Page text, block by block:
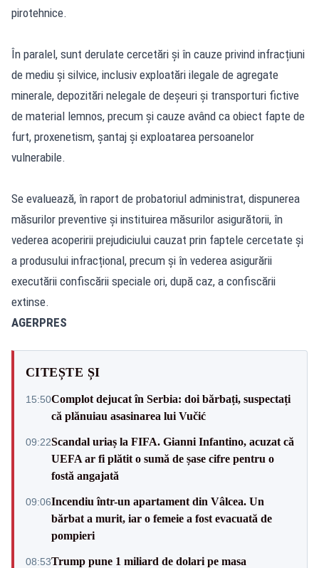
pirotehnice.
În paralel, sunt derulate cercetări și în cauze privind infracțiuni
de mediu și silvice, inclusiv exploatări ilegale de agregate
minerale, depozitări nelegale de deșeuri și transporturi fictive
de material lemnos, precum și cauze având ca obiect fapte de
furt, proxenetism, șantaj și exploatarea persoanelor
vulnerabile.
Se evaluează, în raport de probatoriul administrat, dispunerea
măsurilor preventive și instituirea măsurilor asigurătorii, în
vederea acoperirii prejudiciului cauzat prin faptele cercetate și
a produsului infracțional, precum și în vederea asigurării
executării confiscării speciale ori, după caz, a confiscării
extinse.
AGERPRES
CITEȘTE ȘI
15:50Complot dejucat în Serbia: doi bărbați, suspectați
că plănuiau asasinarea lui Vučić
09:22Scandal uriaș la FIFA. Gianni Infantino, acuzat că
UEFA ar fi plătit o sumă de șase cifre pentru o
fostă angajată
09:06Incendiu într-un apartament din Vâlcea. Un
bărbat a murit, iar o femeie a fost evacuată de
pompieri
08:53Trump pune 1 miliard de dolari pe masa